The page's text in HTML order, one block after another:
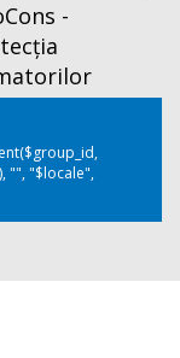
-
"", "$locale",